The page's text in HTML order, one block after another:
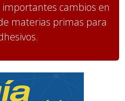
cambios en
materias primas para